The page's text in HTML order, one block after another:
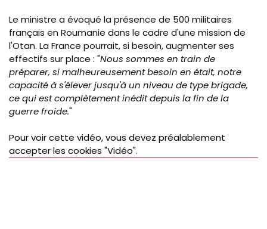
Le ministre a évoqué la présence de 500 militaires
français en Roumanie dans le cadre d'une mission de
l'Otan. La France pourrait, si besoin, augmenter ses
effectifs sur place : "Nous sommes en train de
préparer, si malheureusement besoin en était, notre
capacité à s'élever jusqu'à un niveau de type brigade,
ce qui est complètement inédit depuis la fin de la
guerre froide."
Pour voir cette vidéo, vous devez préalablement
accepter les cookies "Vidéo".